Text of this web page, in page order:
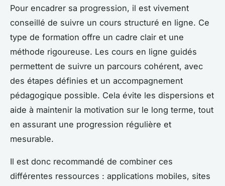
Pour encadrer sa progression, il est vivement
conseillé de suivre un cours structuré en ligne. Ce
type de formation offre un cadre clair et une
méthode rigoureuse. Les cours en ligne guidés
permettent de suivre un parcours cohérent, avec
des étapes définies et un accompagnement
pédagogique possible. Cela évite les dispersions et
aide à maintenir la motivation sur le long terme, tout
en assurant une progression régulière et
mesurable.
Il est donc recommandé de combiner ces
différentes ressources : applications mobiles, sites